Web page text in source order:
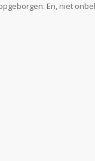
En, niet